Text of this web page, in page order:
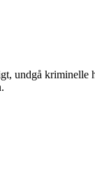
undgå kriminelle